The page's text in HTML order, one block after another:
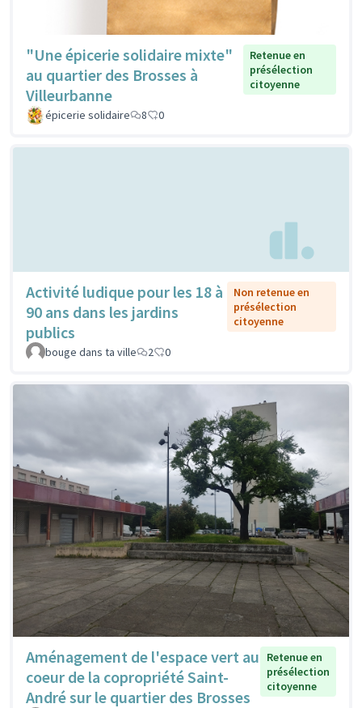
"Une épicerie solidaire mixte"
au quartier des Brosses à
Villeurbanne
Retenue en
présélection
citoyenne
épicerie solidaire 8 0
Activité ludique pour les 18 à
90 ans dans les jardins
publics
Non retenue en
présélection
citoyenne
bouge dans ta ville 2 0
Aménagement de l'espace vert au
coeur de la copropriété Saint-
André sur le quartier des Brosses
Retenue en
présélection
citoyenne